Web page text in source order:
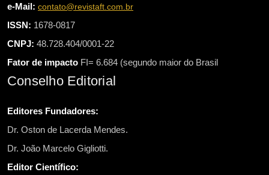
e-Mail: contato@revistaft.com.br
ISSN: 1678-0817
CNPJ: 48.728.404/0001-22
Fator de impacto FI= 6.684 (segundo maior do Brasil
Conselho Editorial
Editores Fundadores:
Dr. Oston de Lacerda Mendes.
Dr. João Marcelo Gigliotti.
Editor Científico: